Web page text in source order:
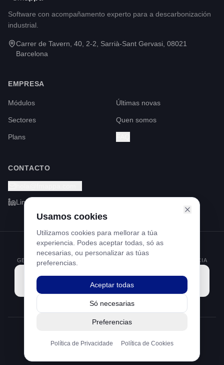
Software con acompañamento experto para a descarbonización
industrial.
Carrer de Tavern, 40, 2-2, Sarrià-Sant Gervasi, 08021
Barcelona
EMPRESA
Módulos
Sectores
Plans
Últimas novas
Quen somos
CONTACTO
LinkedIn
PROGRAMA KIT DIGITAL FINANCIADO POLOS FONDOS NEXT
GENERATION DO MECANISMO DE RECUPERACIÓN E RESILIENCIA
Política de PrivacidadePolítica de CookiesAviso Legal
Usamos cookies
Utilizamos cookies para mellorar a túa
experiencia. Podes aceptar todas, só as
necesarias, ou personalizar as túas
preferencias.
Aceptar todas
Só necesarias
Preferencias
Política de Privacidade Política de Cookies